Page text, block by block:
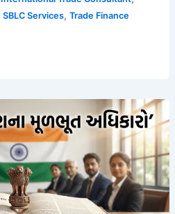
SBLC Services, Trade Finance